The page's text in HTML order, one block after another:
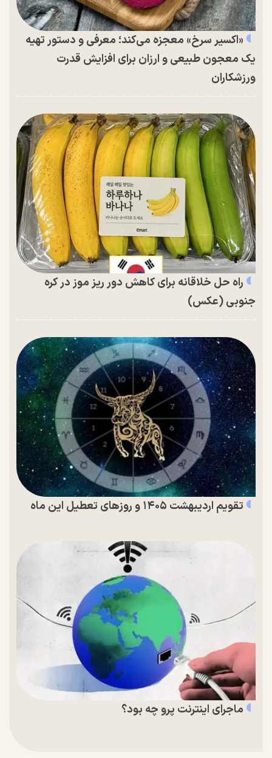
«اکسیر سرخ» معجزه می‌کند؛ معرفی و دستور تهیه
یک معجون طبیعی و ارزان برای افزایش قدرت
ورزشکاران
راه حل خلاقانه برای کاهش دور ریز موز در کره
جنوبی (عکس)
تقویم اردیبهشت ۱۴۰۵ و روز‌های تعطیل این ماه
ماجرای اینترنت پرو چه بود؟